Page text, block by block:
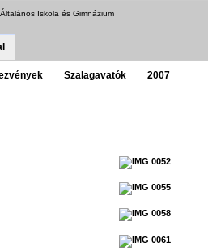
Iskola és Gimnázium
Szalagavatók 2007